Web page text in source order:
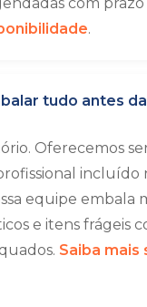
.
tudo antes da
Oferecemos
incluído
equipe embala
e itens frágeis
Saiba mais